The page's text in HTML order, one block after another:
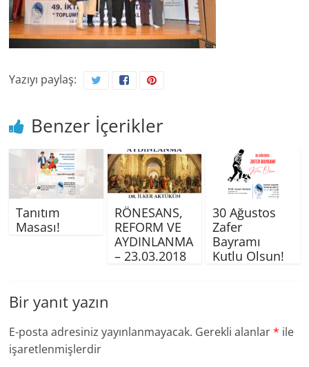
Yazıyı paylaş:
Benzer İçerikler
Tanıtım
Masası!
RÖNESANS,
REFORM VE
AYDINLANMA
– 23.03.2018
30 Ağustos
Zafer
Bayramı
Kutlu Olsun!
Bir yanıt yazın
E-posta adresiniz yayınlanmayacak. Gerekli alanlar* ile
işaretlenmişlerdir